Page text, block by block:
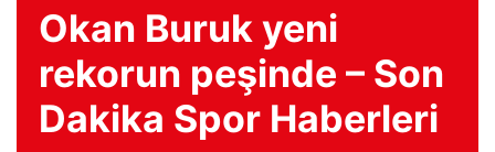
Okan Buruk yeni
rekorun peşinde – Son
Dakika Spor Haberleri